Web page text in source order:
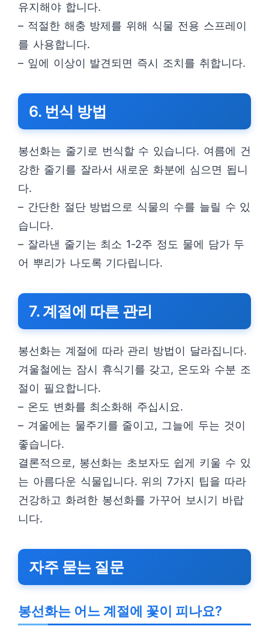
유지해야 합니다.
– 적절한 해충 방제를 위해 식물 전용 스프레이
를 사용합니다.
– 잎에 이상이 발견되면 즉시 조치를 취합니다.
6. 번식 방법
봉선화는 줄기로 번식할 수 있습니다. 여름에 건
강한 줄기를 잘라서 새로운 화분에 심으면 됩니
다.
– 간단한 절단 방법으로 식물의 수를 늘릴 수 있
습니다.
– 잘라낸 줄기는 최소 1-2주 정도 물에 담가 두
어 뿌리가 나도록 기다립니다.
7. 계절에 따른 관리
봉선화는 계절에 따라 관리 방법이 달라집니다.
겨울철에는 잠시 휴식기를 갖고, 온도와 수분 조
절이 필요합니다.
– 온도 변화를 최소화해 주십시요.
– 겨울에는 물주기를 줄이고, 그늘에 두는 것이
좋습니다.
결론적으로, 봉선화는 초보자도 쉽게 키울 수 있
는 아름다운 식물입니다. 위의 7가지 팁을 따라
건강하고 화려한 봉선화를 가꾸어 보시기 바랍
니다.
자주 묻는 질문
봉선화는 어느 계절에 꽃이 피나요?